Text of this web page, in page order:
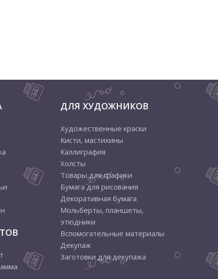
ДЛЯ ХУДОЖНИКОВ
Художественные краски
Кисти, мастихины
Каллиграфия
Холсты
Товары для графики
Бумага для рисования
Декоративная бумага
Мольберты, планшеты,
этюдники
Вспомогательные материалы
Декупаж
Заготовки для декупажа